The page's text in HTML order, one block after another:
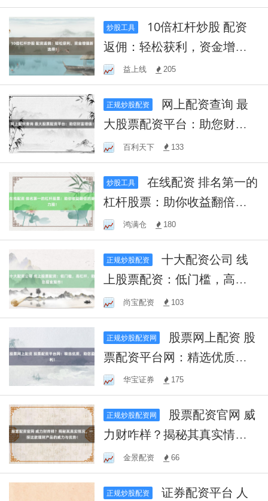
炒股工具
返佣：轻松获利，资金增值
新选择！
益上线 205
正规炒股配资
大股票配资平台：助您财富
增值！百利天下 133
炒股工具
在线配资 排名第一的
杠杆股票：助你收益翻倍的
潜力股！
鸿满仓 180
正规炒股配资
十大配资公司 线
上股票配资：低门槛，高杠
杆，助您掘金股市！
尚宝配资 103
正规炒股配资网
票配资平台网：精选优质，
助您盈利！
华宝证券 175
正规炒股配资网
力财咋样？揭秘其真实情
况，一探这款理财产品的威
力与优势！
金景配资 66
正规炒股配资
证券配资平台 人